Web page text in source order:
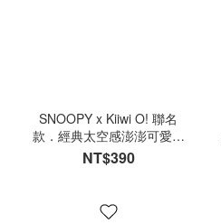
SNOOPY x Kiiwi O! 聯名
款．經典太空感澎澎可愛萬
用包 藍
NT$390